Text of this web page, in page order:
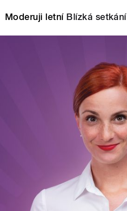
Moderuji letní Blízká setkání